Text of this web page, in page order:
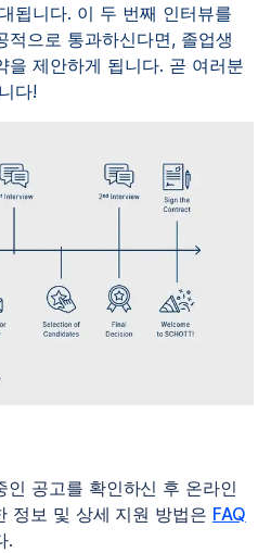
됩니다. 이 두 번째 인터뷰를
적으로 통과하신다면, 졸업생
을 제안하게 됩니다. 곧 여러분
다!
인 공고를 확인하신 후 온라인
정보 및 상세 지원 방법은 FAQ
.